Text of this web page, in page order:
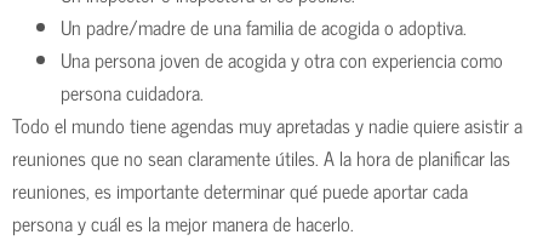
Un padre/madre de una familia de acogida o adoptiva.
Una persona joven de acogida y otra con experiencia como
persona cuidadora.
Todo el mundo tiene agendas muy apretadas y nadie quiere asistir a
reuniones que no sean claramente útiles. A la hora de planificar las
reuniones, es importante determinar qué puede aportar cada
persona y cuál es la mejor manera de hacerlo.